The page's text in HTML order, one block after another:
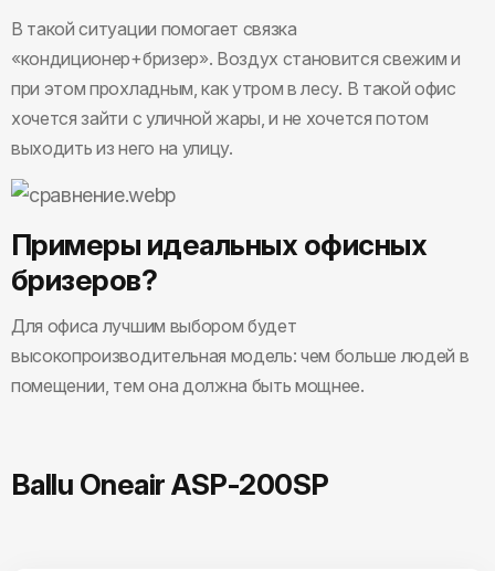
В такой ситуации помогает связка
«кондиционер+бризер». Воздух становится свежим и
при этом прохладным, как утром в лесу. В такой офис
хочется зайти с уличной жары, и не хочется потом
выходить из него на улицу.
Примеры идеальных офисных
бризеров?
Для офиса лучшим выбором будет
высокопроизводительная модель: чем больше людей в
помещении, тем она должна быть мощнее.
Ballu Oneair ASP-200SP